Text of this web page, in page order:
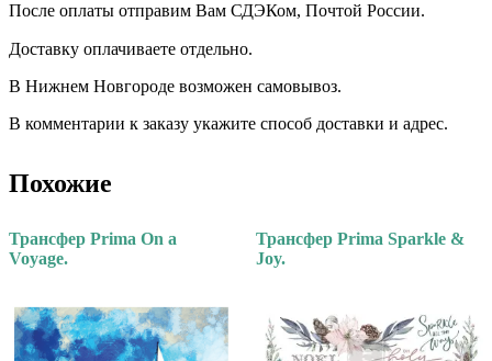
После оплаты отправим Вам СДЭКом, Почтой России. ⠀⠀
Доставку оплачиваете отдельно. ⠀⠀ ⠀⠀
В Нижнем Новгороде возможен самовывоз.
В комментарии к заказу укажите способ доставки и адрес.
Похожие
Трансфер Prima On a
Voyage.
Трансфер Prima Sparkle &
Joy.